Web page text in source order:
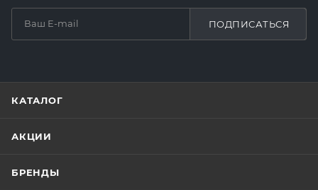
ПОДПИСАТЬСЯ
КАТАЛОГ
АКЦИИ
БРЕНДЫ